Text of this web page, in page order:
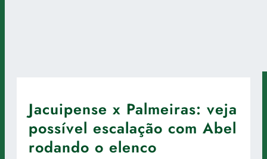
Jacuipense x Palmeiras: veja
possível escalação com Abel
rodando o elenco